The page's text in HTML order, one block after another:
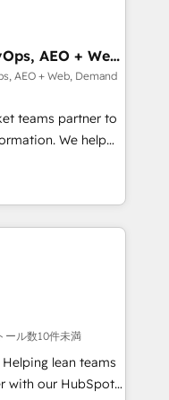
by Globalia’s
Success Media. -
custom agents
AEO + Web,
AEO + Web, Demand
teams partner to
We help
HubSpot’s
expert-led
built apps,
with inbound,
UX, messaging,
🤖AI
ール数10件未満
with our HubSpot